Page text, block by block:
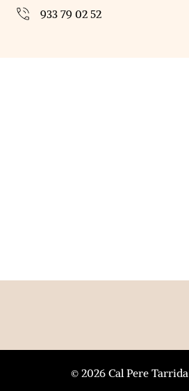
933 79 02 52
© 2026 Cal Pere Tarrida